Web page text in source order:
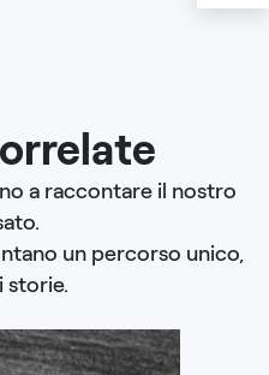
a raccontare il nostro
un percorso unico,
storie.